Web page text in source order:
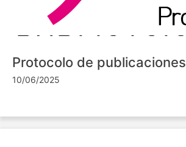
Protocolo de publicaciones
10/06/2025